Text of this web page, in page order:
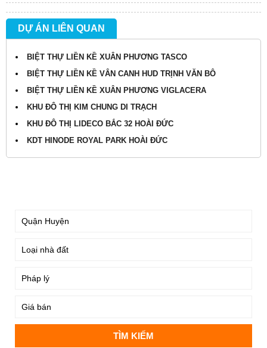
DỰ ÁN LIÊN QUAN
BIỆT THỰ LIỀN KỀ XUÂN PHƯƠNG TASCO
BIỆT THỰ LIỀN KỀ VÂN CANH HUD TRỊNH VĂN BÔ
BIỆT THỰ LIỀN KỀ XUÂN PHƯƠNG VIGLACERA
KHU ĐÔ THỊ KIM CHUNG DI TRẠCH
KHU ĐÔ THỊ LIDECO BẮC 32 HOÀI ĐỨC
KDT HINODE ROYAL PARK HOÀI ĐỨC